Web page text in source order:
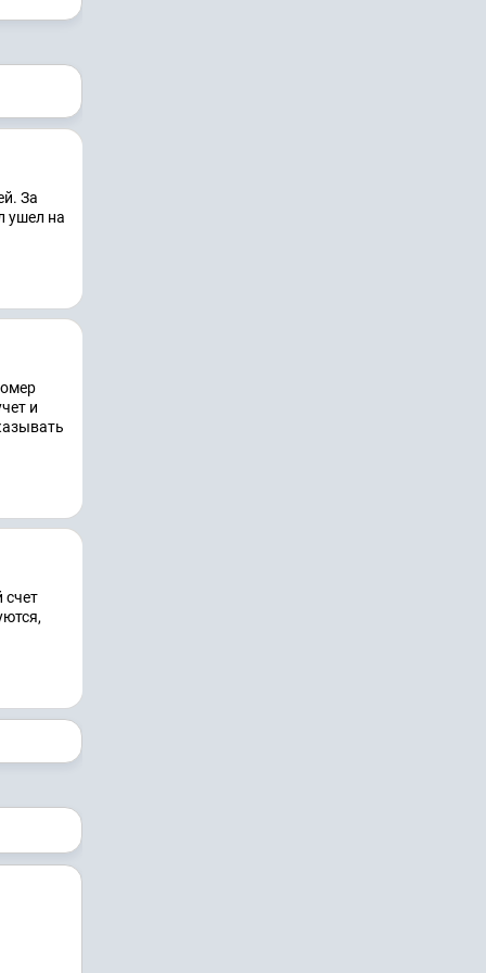
За
ушел на
и
счет